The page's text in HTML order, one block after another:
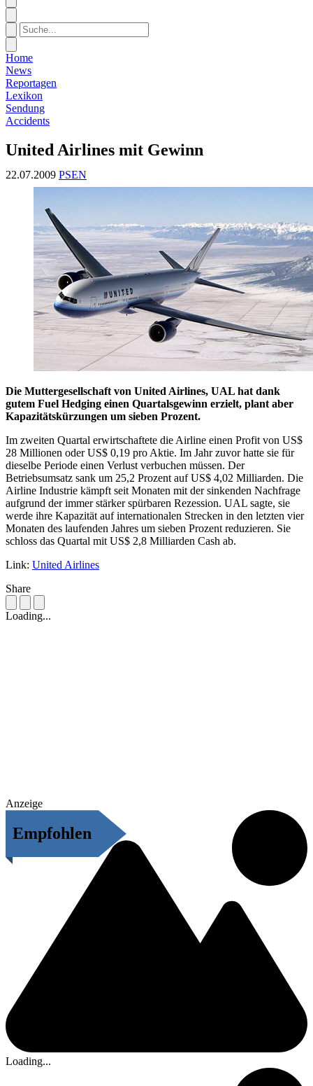
Home
News
Reportagen
Lexikon
Sendung
Accidents
United Airlines mit Gewinn
22.07.2009 PSEN
Die Muttergesellschaft von United Airlines, UAL hat dank
gutem Fuel Hedging einen Quartalsgewinn erzielt, plant aber
Kapazitätskürzungen um sieben Prozent.
Im zweiten Quartal erwirtschaftete die Airline einen Profit von US$
28 Millionen oder US$ 0,19 pro Aktie. Im Jahr zuvor hatte sie für
dieselbe Periode einen Verlust verbuchen müssen. Der
Betriebsumsatz sank um 25,2 Prozent auf US$ 4,02 Milliarden. Die
Airline Industrie kämpft seit Monaten mit der sinkenden Nachfrage
aufgrund der immer stärker spürbaren Rezession. UAL sagte, sie
werde ihre Kapazität auf internationalen Strecken in den letzten vier
Monaten des laufenden Jahres um sieben Prozent reduzieren. Sie
schloss das Quartal mit US$ 2,8 Milliarden Cash ab.
Link: United Airlines
Share
Loading...
Anzeige
Empfohlen
Loading...